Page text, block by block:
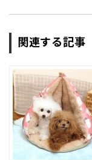
関連する記事